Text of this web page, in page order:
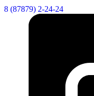
8 (87879) 2-24-24